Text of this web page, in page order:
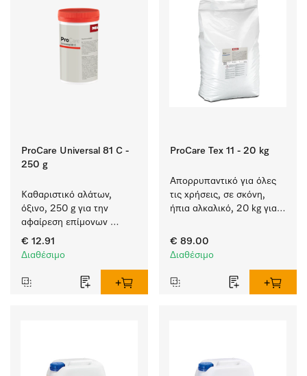
ProCare Universal 81 C -
250 g
Καθαριστικό αλάτων,
όξινο, 250 g για την
αφαίρεση επίμονων
επικαθίσεων αλάτων.
€ 12.91
Διαθέσιμο
ProCare Tex 11 - 20 kg
Απορρυπαντικό για όλες
τις χρήσεις, σε σκόνη,
ήπια αλκαλικό, 20 kg για
χρωματιστών ειδών.
€ 89.00
Διαθέσιμο